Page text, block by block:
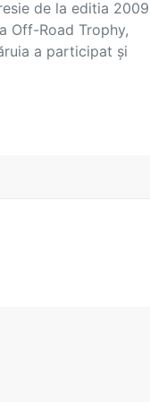
de la editia
Off-Road Trophy,
a participat şi